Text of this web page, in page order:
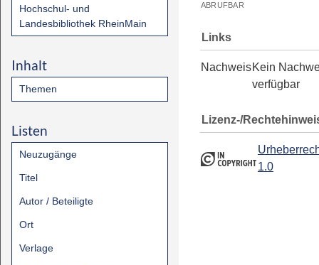
Hochschul- und
Landesbibliothek RheinMain
Inhalt
Themen
Listen
Neuzugänge
Titel
Autor / Beteiligte
Ort
Verlage
ABRUFBAR
Links
NachweisKein
verfügbar
Lizenz-/
1.0